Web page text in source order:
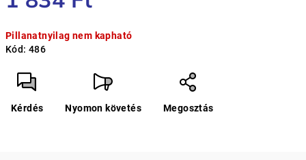
Pillanatnyilag nem kapható
Kód: 486
Kérdés Nyomon követés Megosztás